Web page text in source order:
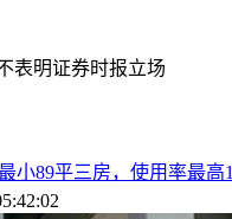
表明证券时报立场
小89平三房，使用率最高